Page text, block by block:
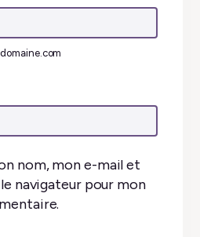
nom, mon e-mail et
navigateur pour mon